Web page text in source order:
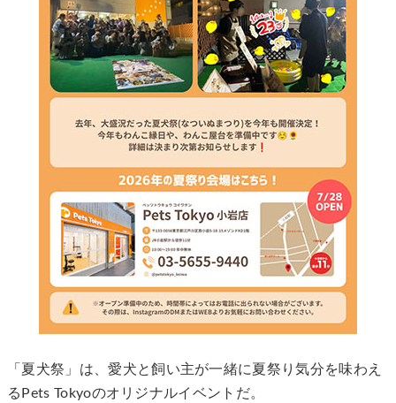
「夏犬祭」は、愛犬と飼い主が一緒に夏祭り気分を味わえ
るPets Tokyoのオリジナルイベントだ。